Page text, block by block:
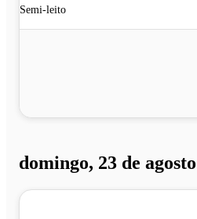
Semi-leito
domingo, 23 de agosto